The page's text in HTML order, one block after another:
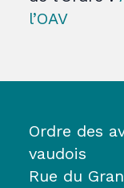
l’OAV
Ordre des
vaudois
Rue du